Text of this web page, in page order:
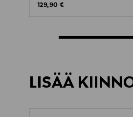
Original Price
129,90 €
LISÄÄ